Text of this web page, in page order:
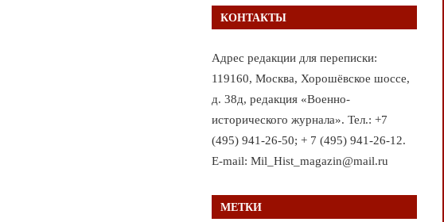
КОНТАКТЫ
Адрес редакции для переписки:
119160, Москва, Хорошёвское шоссе,
д. 38д, редакция «Военно-
исторического журнала». Тел.: +7
(495) 941-26-50; + 7 (495) 941-26-12.
E-mail: Mil_Hist_magazin@mail.ru
МЕТКИ